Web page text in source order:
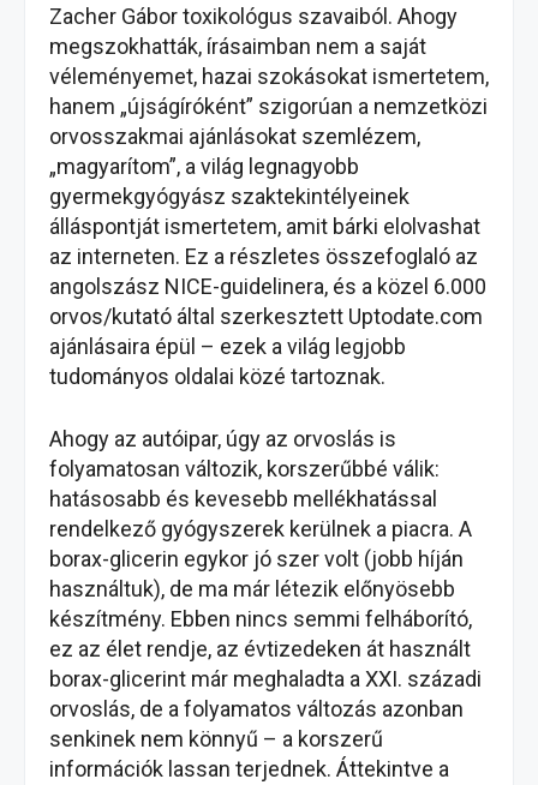
Zacher Gábor toxikológus szavaiból. Ahogy
megszokhatták, írásaimban nem a saját
véleményemet, hazai szokásokat ismertetem,
hanem „újságíróként” szigorúan a nemzetközi
orvosszakmai ajánlásokat szemlézem,
„magyarítom”, a világ legnagyobb
gyermekgyógyász szaktekintélyeinek
álláspontját ismertetem, amit bárki elolvashat
az interneten. Ez a részletes összefoglaló az
angolszász NICE-guidelinera, és a közel 6.000
orvos/kutató által szerkesztett Uptodate.com
ajánlásaira épül – ezek a világ legjobb
tudományos oldalai közé tartoznak.
Ahogy az autóipar, úgy az orvoslás is
folyamatosan változik, korszerűbbé válik:
hatásosabb és kevesebb mellékhatással
rendelkező gyógyszerek kerülnek a piacra. A
borax-glicerin egykor jó szer volt (jobb híján
használtuk), de ma már létezik előnyösebb
készítmény. Ebben nincs semmi felháborító,
ez az élet rendje, az évtizedeken át használt
borax-glicerint már meghaladta a XXI. századi
orvoslás, de a folyamatos változás azonban
senkinek nem könnyű – a korszerű
információk lassan terjednek. Áttekintve a